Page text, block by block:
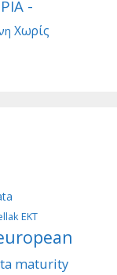
-
Χωρίς
EKT
maturity